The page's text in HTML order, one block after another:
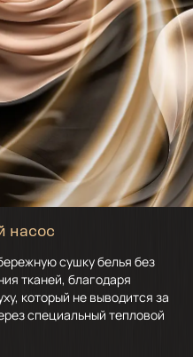
насос
сушку белья без
тканей, благодаря
который не выводится за
специальный тепловой